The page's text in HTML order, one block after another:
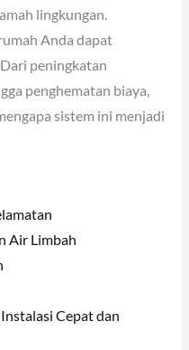
lingkungan.
Anda dapat
peningkatan
penghematan biaya,
sistem ini menjadi
Air Limbah
Cepat dan